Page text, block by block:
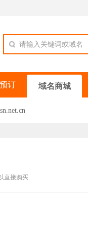
请输入关键词或域名
订 域名商城
直接购买